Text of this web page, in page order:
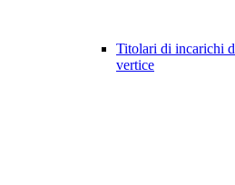
Titolari di incarichi
vertice